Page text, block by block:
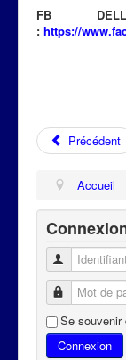
FB
: https://
Précédent
Accueil
Identifiant
Mot de
Se souvenir
Connexion